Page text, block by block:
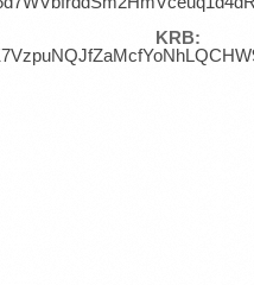
KRB: